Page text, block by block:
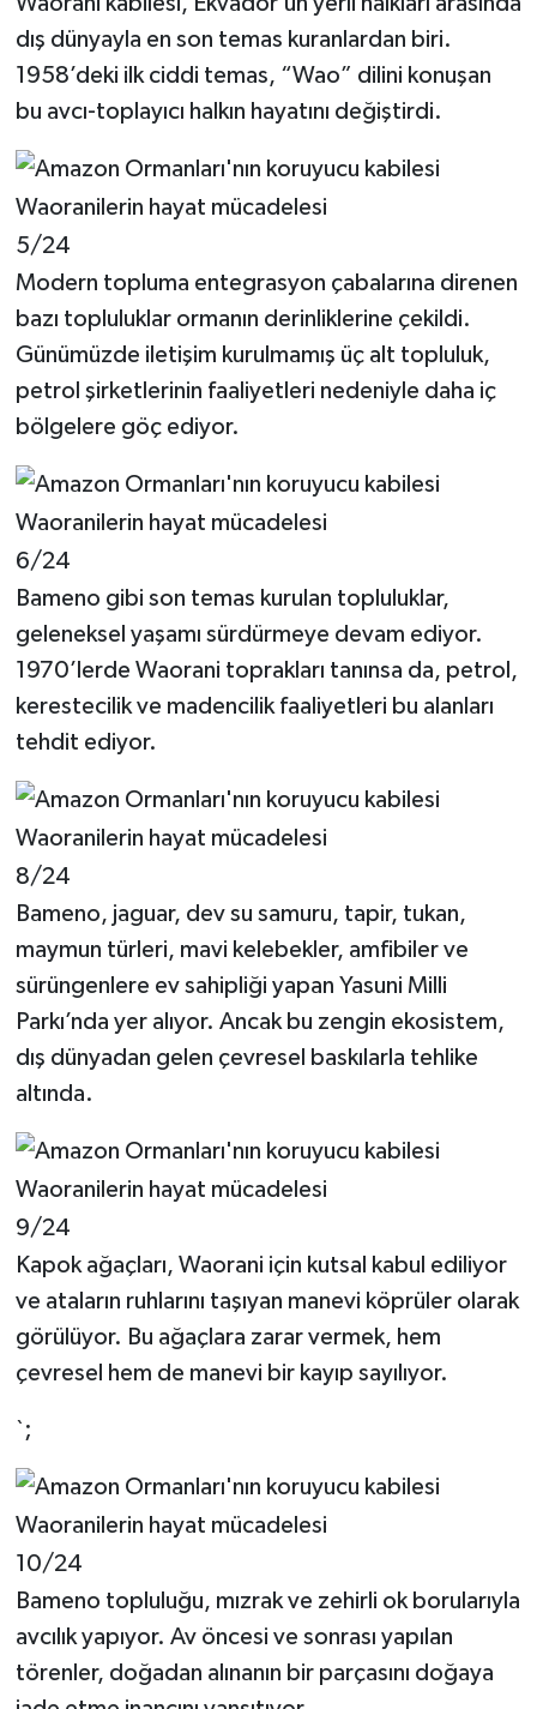
dış dünyayla en son temas kuranlardan biri.
1958’deki ilk ciddi temas, “Wao” dilini konuşan
bu avcı-toplayıcı halkın hayatını değiştirdi.
5/24
Modern topluma entegrasyon çabalarına direnen
bazı topluluklar ormanın derinliklerine çekildi.
Günümüzde iletişim kurulmamış üç alt topluluk,
petrol şirketlerinin faaliyetleri nedeniyle daha iç
bölgelere göç ediyor.
6/24
Bameno gibi son temas kurulan topluluklar,
geleneksel yaşamı sürdürmeye devam ediyor.
1970’lerde Waorani toprakları tanınsa da, petrol,
kerestecilik ve madencilik faaliyetleri bu alanları
tehdit ediyor.
8/24
Bameno, jaguar, dev su samuru, tapir, tukan,
maymun türleri, mavi kelebekler, amfibiler ve
sürüngenlere ev sahipliği yapan Yasuni Milli
Parkı’nda yer alıyor. Ancak bu zengin ekosistem,
dış dünyadan gelen çevresel baskılarla tehlike
altında.
9/24
Kapok ağaçları, Waorani için kutsal kabul ediliyor
ve ataların ruhlarını taşıyan manevi köprüler olarak
görülüyor. Bu ağaçlara zarar vermek, hem
çevresel hem de manevi bir kayıp sayılıyor.
`;
10/24
Bameno topluluğu, mızrak ve zehirli ok borularıyla
avcılık yapıyor. Av öncesi ve sonrası yapılan
törenler, doğadan alınanın bir parçasını doğaya